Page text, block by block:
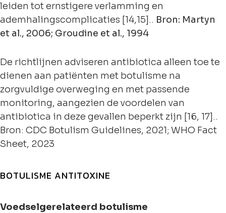
leiden tot ernstigere verlamming en
ademhalingscomplicaties [14,15].. Bron: Martyn
et al., 2006; Groudine et al., 1994
De richtlijnen adviseren antibiotica alleen toe te
dienen aan patiënten met botulisme na
zorgvuldige overweging en met passende
monitoring, aangezien de voordelen van
antibiotica in deze gevallen beperkt zijn [16, 17]..
Bron: CDC Botulism Guidelines, 2021; WHO Fact
Sheet, 2023
BOTULISME ANTITOXINE
Voedselgerelateerd botulisme